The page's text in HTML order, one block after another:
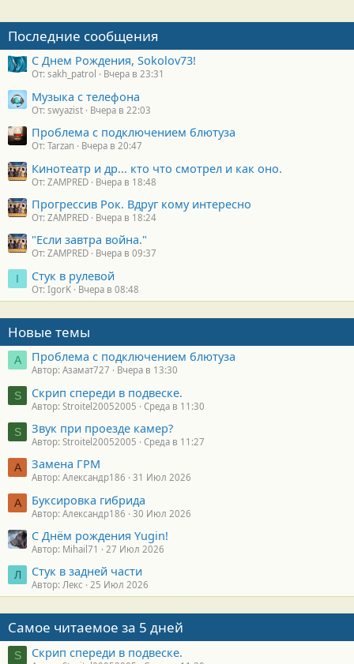
Последние сообщения
С Днем Рождения, Sokolov73!
От: sakh_patrol Вчера в 23:31
Музыка с телефона
От: swyazist Вчера в 22:03
Проблема с подключением блютуза
От: Tarzan Вчера в 20:47
Кинотеатр и др... кто что смотрел и как оно.
От: ZAMPRED Вчера в 18:48
Прогрессив Рок. Вдруг кому интересно
От: ZAMPRED Вчера в 18:24
"Если завтра война."
От: ZAMPRED Вчера в 09:37
I Стук в рулевой
От: IgorK Вчера в 08:48
Новые темы
А Проблема с подключением блютуза
Автор: Азамат727 Вчера в 13:30
S Скрип спереди в подвеске.
Автор: Stroitel20052005 Среда в 11:30
S Звук при проезде камер?
Автор: Stroitel20052005 Среда в 11:27
А Замена ГРМ
Автор: Александр186 31 Июл 2026
А Буксировка гибрида
Автор: Александр186 30 Июл 2026
С Днём рождения Yugin!
Автор: Mihail71 27 Июл 2026
Л Стук в задней части
Автор: Лекс 25 Июл 2026
Самое читаемое за 5 дней
S Скрип спереди в подвеске.